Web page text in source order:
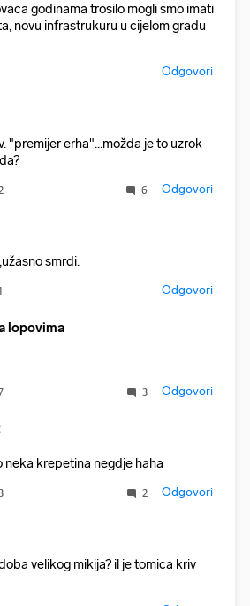
godinama trosilo mogli smo imati
novu infrastrukuru u cijelom gradu
Odgovori
"premijer erha"...možda je to uzrok
6 Odgovori
smrdi.
Odgovori
lopovima
3 Odgovori
neka krepetina negdje haha
2 Odgovori
velikog mikija? il je tomica kriv